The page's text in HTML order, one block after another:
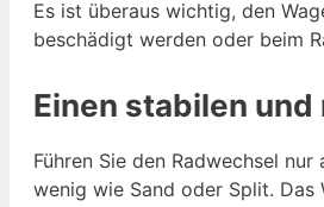
Es ist überaus wichtig, den
beschädigt werden oder beim
Einen stabilen
Führen Sie den Radwechsel
wenig wie Sand oder Split. Das